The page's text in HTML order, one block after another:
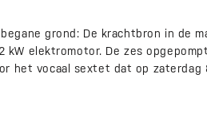
/ begane grond: De krachtbron in de
kW elektromotor. De zes
het vocaal sextet dat op